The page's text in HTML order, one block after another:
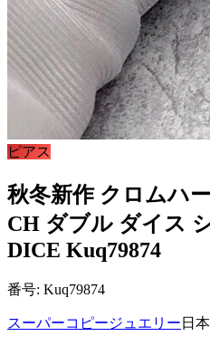
ピアス
秋冬新作 クロムハ
CH ダブル ダイス
DICE Kuq79874
番号: Kuq79874
スーパーコピージュエリー 日